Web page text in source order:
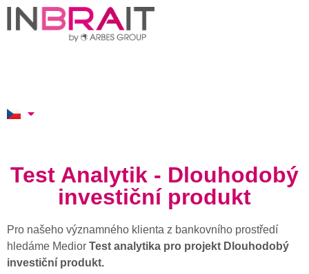
Test Analytik - Dlouhodobý
investiční produkt
Pro našeho významného klienta z bankovního prostředí
hledáme Medior Test analytika pro projekt Dlouhodobý
investiční produkt.